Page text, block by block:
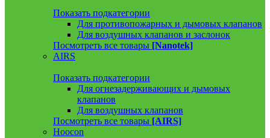
Показать подкатегории
Для противопожарных и дымовых клапанов
Для воздушных клапанов и заслонок
Посмотреть все товары [Nanotek]
AIRS
Показать подкатегории
Для огнезадерживающих и дымовых
клапанов
Для воздушных клапанов
Посмотреть все товары [AIRS]
Hoocon